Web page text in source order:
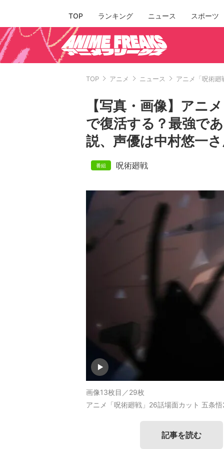
TOP ランキング ニュース スポーツ
TOP アニメ ニュース アニメ「呪術
【写真・画像】アニ
で復活する？最強で
説、声優は中村悠一
呪術廻戦
画像13枚目／29枚
アニメ「呪術廻戦」26話場面カット 五条悟
記事を読む